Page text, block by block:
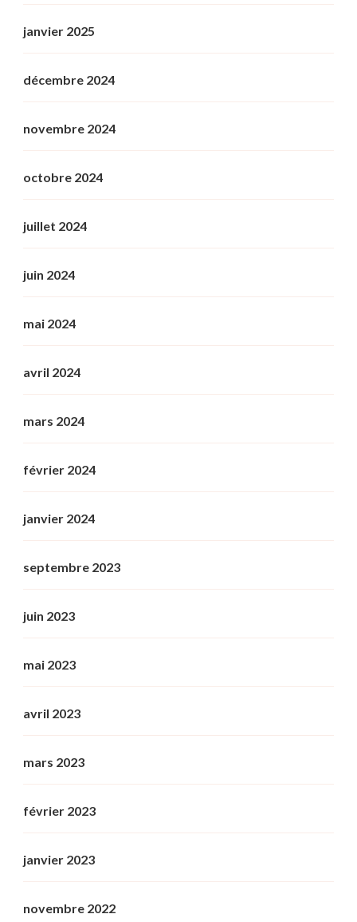
janvier 2025
décembre 2024
novembre 2024
octobre 2024
juillet 2024
juin 2024
mai 2024
avril 2024
mars 2024
février 2024
janvier 2024
septembre 2023
juin 2023
mai 2023
avril 2023
mars 2023
février 2023
janvier 2023
novembre 2022